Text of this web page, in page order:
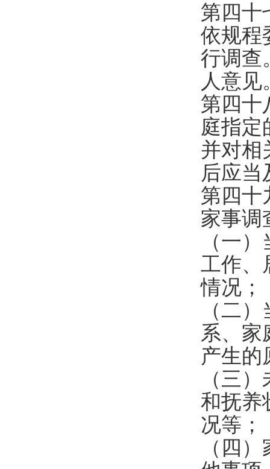
第四
依规程
行调查
人意见
第四
庭指定
并对相
后应当
第四
家事调
（一
工作、
情况；
（二
系、家
产生的
（三
和抚养
况等；
（四